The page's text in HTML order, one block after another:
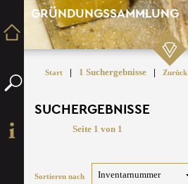
GRÜNDUNGSSAMMLUNG
Start | 1 Suchergebnisse | Zurück
SUCHERGEBNISSE
Seite 1 von 1
Sortieren nach